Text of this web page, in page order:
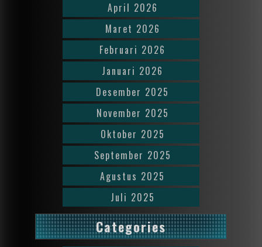
April 2026
Maret 2026
Februari 2026
Januari 2026
Desember 2025
November 2025
Oktober 2025
September 2025
Agustus 2025
Juli 2025
Categories